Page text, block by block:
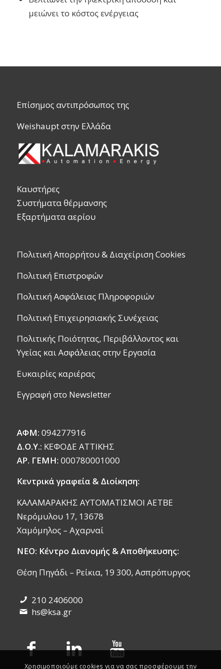
μειώνει το κόστος ενέργειας
Επίσημος αντιπρόσωπος της
Weishaupt στην Ελλάδα
Καυστήρες
Συστήματα θέρμανσης
Εξαρτήματα αερίου
Πολιτική Απορρήτου & Διαχείριση Cookies
Πολιτική Επιστροφών
Πολιτική Ασφάλειας Πληροφοριών
Πολιτική Επιχειρησιακής Συνέχειας
Πολιτικής Ποιότητας, Περιβάλλοντος και
Υγείας και Ασφάλειας στην Εργασία
Ευκαιρίες καριέρας
Εγγραφή στο Newsletter
ΑΦΜ: 094277916
Δ.Ο.Υ.: ΚΕΦΟΔΕ ΑΤΤΙΚΗΣ
ΑΡ. ΓΕΜΗ: 000780001000
Κεντρικά γραφεία & Διοίκηση:
ΚΑΛΑΜΑΡΑΚΗΣ ΑΥΤΟΜΑΤΙΣΜΟΙ ΑΕΤΒΕ
Νερόμυλου 17, 13678
Χαμόμηλος – Αχαρναί
ΝΕΟ: Κέντρο Διανομής & Αποθήκευσης:
Θέση Πηγάδι – Ρείκια, 19 300, Ασπρόπυργος
210 2406000
hs@ksa.gr
Χρησιμοποιούμε cookies για να σας προσφέρουμε την